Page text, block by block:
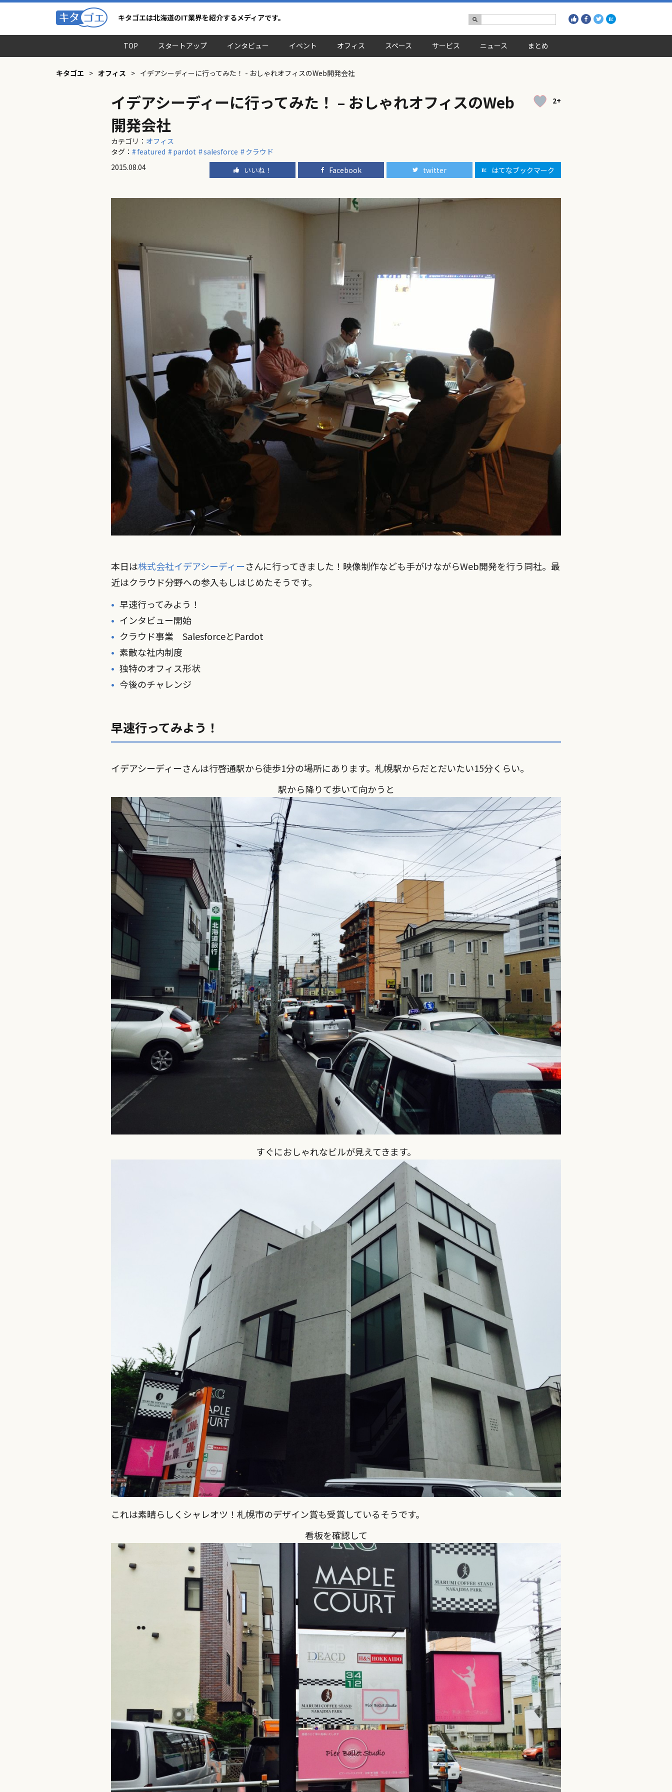
キタゴエは北海道のIT業界を紹介するメディアです。
TOP スタートアップ インタビュー イベント オフィス スペース サービス ニュース まとめ
キタゴエ > オフィス > イデアシーディーに行ってみた！ - おしゃれオフィスのWeb開発会社
イデアシーディーに行ってみた！ – おしゃれオフィスのWeb
開発会社
2+
カテゴリ： オフィス
タグ：
featured pardot salesforce
クラウド
2015.08.04
本日は株式会社イデアシーディーさんに行ってきました！映像制作なども手がけながらWeb開発を行う同社。最
近はクラウド分野への参入もしはじめたそうです。
早速行ってみよう！
インタビュー開始
クラウド事業 SalesforceとPardot
素敵な社内制度
独特のオフィス形状
今後のチャレンジ
早速行ってみよう！
イデアシーディーさんは行啓通駅から徒歩1分の場所にあります。札幌駅からだとだいたい15分くらい。
駅から降りて歩いて向かうと
すぐにおしゃれなビルが見えてきます。
これは素晴らしくシャレオツ！札幌市のデザイン賞も受賞しているそうです。
看板を確認して